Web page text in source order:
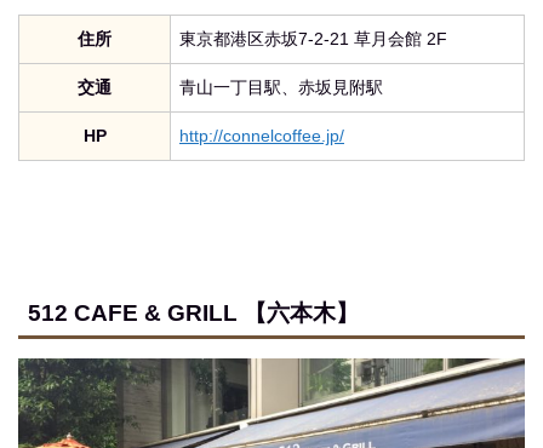
住所 東京都港区赤坂7-2-21 草月会館 2F
交通 青山一丁目駅、赤坂見附駅
HP http://connelcoffee.jp/
512 CAFE & GRILL 【六本木】